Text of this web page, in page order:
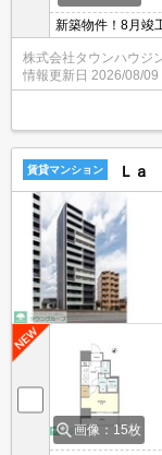
新築物件！8月竣
株式会社タウンハウジ
情報更新日 2026/08/09
賃貸マンション Ｌａ
画像：15枚